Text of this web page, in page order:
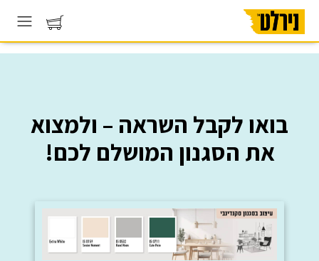
בואו לקבל השראה – ולמצוא
את הסגנון המושלם לכם!
עיצוב קלאסי